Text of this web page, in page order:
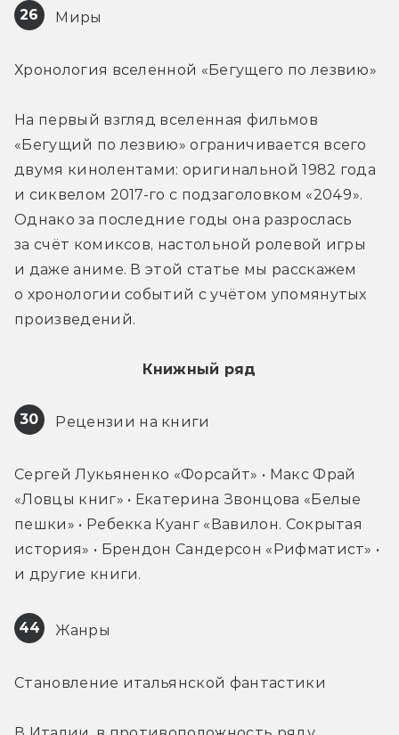
26 Миры
Хронология вселенной «Бегущего по лезвию»
На первый взгляд вселенная фильмов
«Бегущий по лезвию» ограничивается всего
двумя кинолентами: оригинальной 1982 года
и сиквелом 2017-го с подзаголовком «2049».
Однако за последние годы она разрослась
за счёт комиксов, настольной ролевой игры
и даже аниме. В этой статье мы расскажем
о хронологии событий с учётом упомянутых
произведений.
Книжный ряд
30 Рецензии на книги
Сергей Лукьяненко «Форсайт» • Макс Фрай
«Ловцы книг» • Екатерина Звонцова «Белые
пешки» • Ребекка Куанг «Вавилон. Сокрытая
история» • Брендон Сандерсон «Рифматист» •
и другие книги.
44 Жанры
Становление итальянской фантастики